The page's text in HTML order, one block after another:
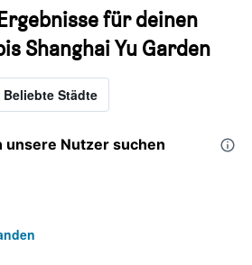
für deinen
Shanghai Yu Garden
Beliebte Städte
unsere Nutzer suchen